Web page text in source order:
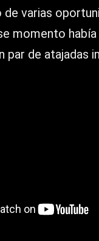
varias
momento
par de atajadas